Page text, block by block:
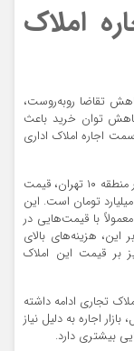
املاک
تقاضا روبه‌روست،
توان خرید باعث
اجاره املاک اداری
بر اساس اطلاعات ارائه‌شده از سوی مشاوران املاک، در منطقه ۱۰ تهران، قیمت
یک واحد اداری ۱۵۰ متری با سند اداری بین ۲۰ تا ۲۵ میلیارد تومان است. این
واحدهایی با قدمت ۲۰ تا ۲۵ سال معمولاً با قیمت‌هایی در
بر این، هزینه‌های بالای
بر قیمت این املاک
تجاری ادامه داشته
اجاره به دلیل نیاز
بیشتری دارد.